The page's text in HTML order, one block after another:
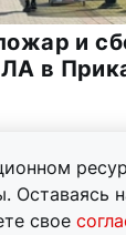
Оставаясь
свое
и
в